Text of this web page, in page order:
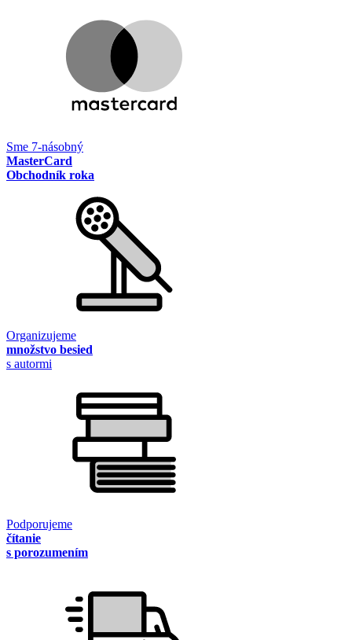
Sme 7-násobný
MasterCard
Obchodník roka
Organizujeme
množstvo besied
s autormi
Podporujeme
čítanie
s porozumením